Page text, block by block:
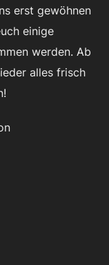
erst gewöhnen
einige
werden. Ab
alles frisch